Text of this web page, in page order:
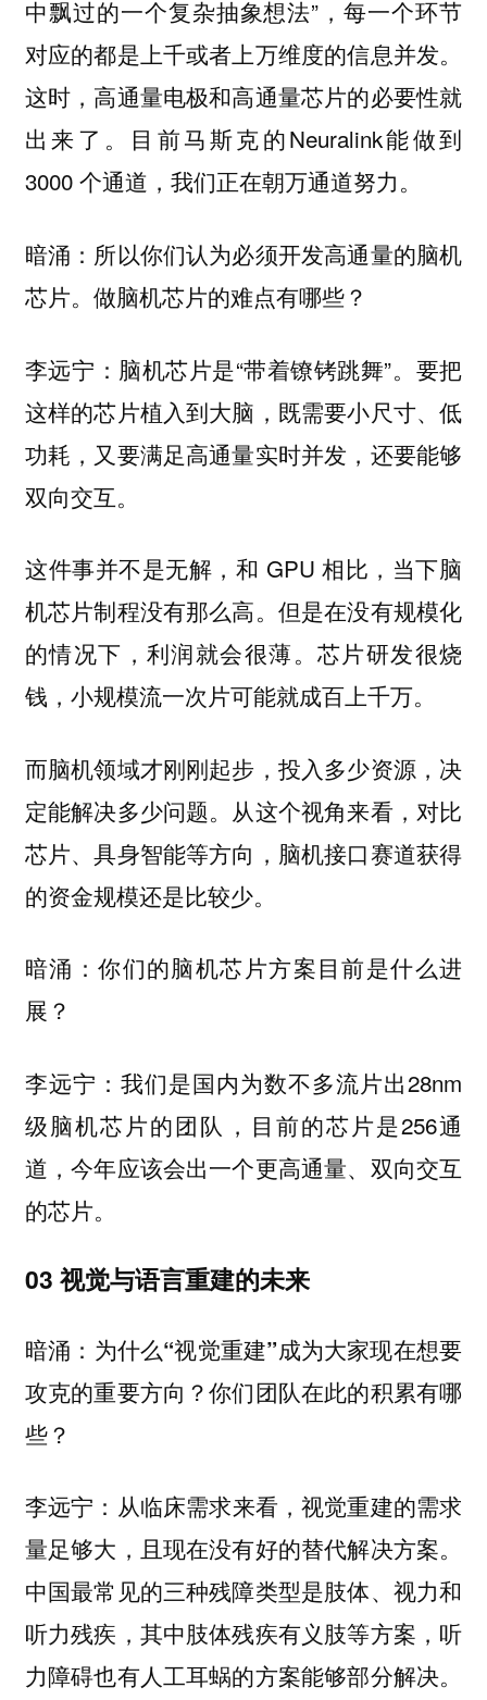
中飘过的一个复杂抽象想法”，每一个环节
对应的都是上千或者上万维度的信息并发。
这时，高通量电极和高通量芯片的必要性就
出来了。目前马斯克的Neuralink能做到
3000 个通道，我们正在朝万通道努力。
暗涌：所以你们认为必须开发高通量的脑机
芯片。做脑机芯片的难点有哪些？
李远宁： 脑机芯片是“带着镣铐跳舞”。要把
这样的芯片植入到大脑，既需要小尺寸、低
功耗，又要满足高通量实时并发，还要能够
双向交互。
这件事并不是无解，和 GPU 相比，当下脑
机芯片制程没有那么高。但是在没有规模化
的情况下，利润就会很薄。芯片研发很烧
钱，小规模流一次片可能就成百上千万。
而脑机领域才刚刚起步，投入多少资源，决
定能解决多少问题。从这个视角来看，对比
芯片、具身智能等方向，脑机接口赛道获得
的资金规模还是比较少。
暗涌：你们的脑机芯片方案目前是什么进
展？
李远宁： 我们是国内为数不多流片出28nm
级脑机芯片的团队，目前的芯片是256通
道，今年应该会出一个更高通量、双向交互
的芯片。
03 视觉与语言重建的未来
暗涌：为什么“视觉重建”成为大家现在想要
攻克的重要方向？你们团队在此的积累有哪
些？
李远宁： 从临床需求来看，视觉重建的需求
量足够大，且现在没有好的替代解决方案。
中国最常见的三种残障类型是肢体、视力和
听力残疾，其中肢体残疾有义肢等方案，听
力障碍也有人工耳蜗的方案能够部分解决。